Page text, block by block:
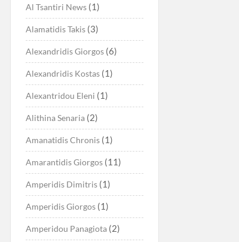
Al Tsantiri News(1)
Alamatidis Takis(3)
Alexandridis Giorgos(6)
Alexandridis Kostas(1)
Alexantridou Eleni (1)
Alithina Senaria(2)
Amanatidis Chronis(1)
Amarantidis Giorgos(11)
Amperidis Dimitris(1)
Amperidis Giorgos(1)
Amperidou Panagiota(2)